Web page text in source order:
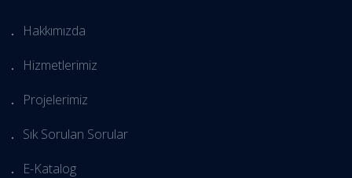
Hakkımızda
Hizmetlerimiz
Projelerimiz
Sık Sorulan Sorular
E-Katalog